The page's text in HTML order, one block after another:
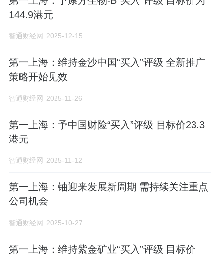
144.9港元
智通财经网 2025-12-15
第一上海：维持金沙中国“买入”评级 全新推广
策略开始见效
智通财经网 2025-11-26
第一上海：予中国财险“买入”评级 目标价23.3
港元
智通财经网 2025-11-12
第一上海：铀迎来发展新周期 需持续关注重点
公司机会
智通财经网 2025-10-27
第一上海：维持紫金矿业“买入”评级 目标价